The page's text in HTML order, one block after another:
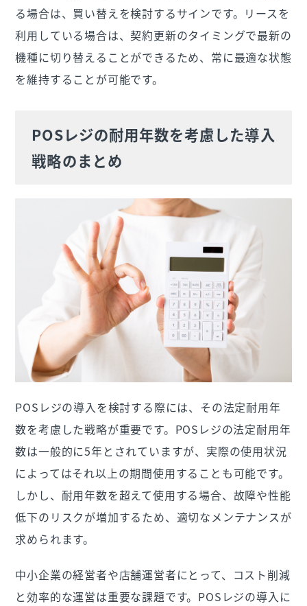
る場合は、買い替えを検討するサインです。リースを
利用している場合は、契約更新のタイミングで最新の
機種に切り替えることができるため、常に最適な状態
を維持することが可能です。
POSレジの耐用年数を考慮した導入
戦略のまとめ
POSレジの導入を検討する際には、その法定耐用年
数を考慮した戦略が重要です。POSレジの法定耐用年
数は一般的に5年とされていますが、実際の使用状況
によってはそれ以上の期間使用することも可能です。
しかし、耐用年数を超えて使用する場合、故障や性能
低下のリスクが増加するため、適切なメンテナンスが
求められます。
中小企業の経営者や店舗運営者にとって、コスト削減
と効率的な運営は重要な課題です。POSレジの導入に